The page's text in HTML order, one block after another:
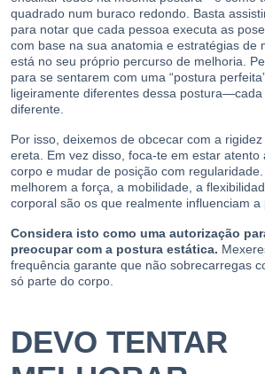
quadrado num buraco redondo. Basta
para notar que cada pessoa executa as
com base na sua anatomia e estratégias de
está no seu próprio percurso de melhoria.
para se sentarem com uma “postura
ligeiramente diferentes dessa postura—cada
diferente.
Por isso, deixemos de obcecar com a
ereta. Em vez disso, foca-te em estar atento
corpo e mudar de posição com
melhorem a força, a mobilidade, a
corporal são os que realmente influenciam a
Considera isto como uma autorização
preocupar com a postura estática.
frequência garante que não sobrecarregas
só parte do corpo.
DEVO TENTAR